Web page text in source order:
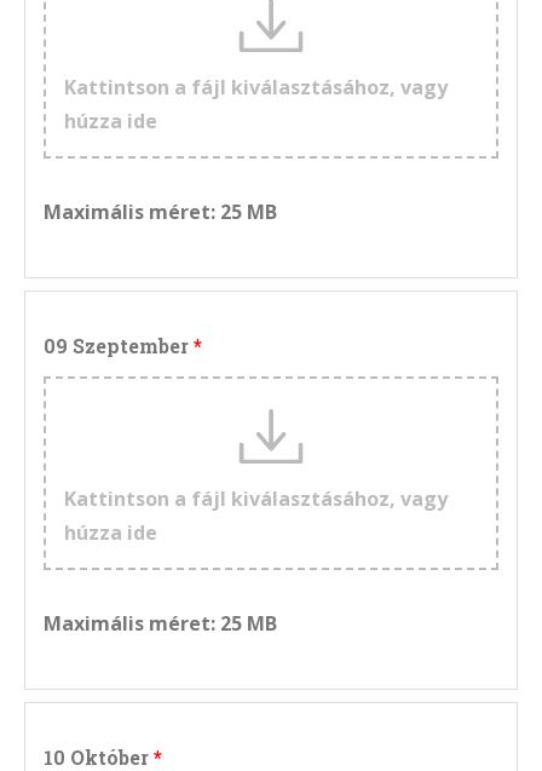
Kattintson a fájl kiválasztásához, vagy
húzza ide
Maximális méret: 25 MB
09 Szeptember
Kattintson a fájl kiválasztásához, vagy
húzza ide
Maximális méret: 25 MB
10 Október